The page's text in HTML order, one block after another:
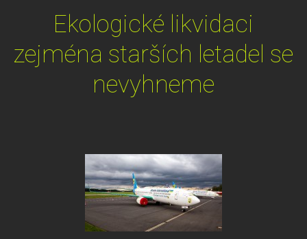
Ekologické likvidaci
zejména starších letadel se
nevyhneme